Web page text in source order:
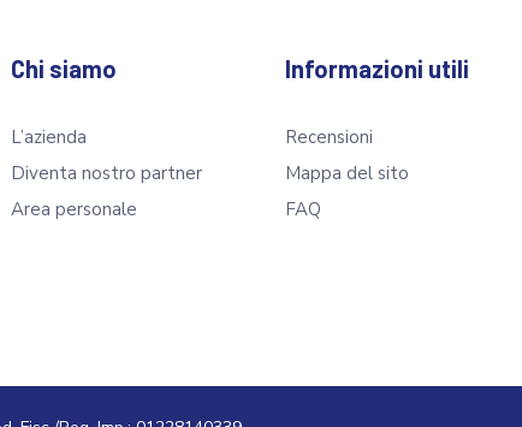
Chi siamo
L’azienda
Diventa nostro partner
Area personale
Informazioni utili
Recensioni
Mappa del sito
FAQ